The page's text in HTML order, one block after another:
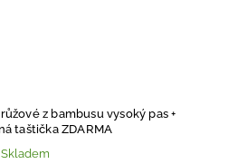
z bambusu vysoký pas+
taštička ZDARMA
Skladem